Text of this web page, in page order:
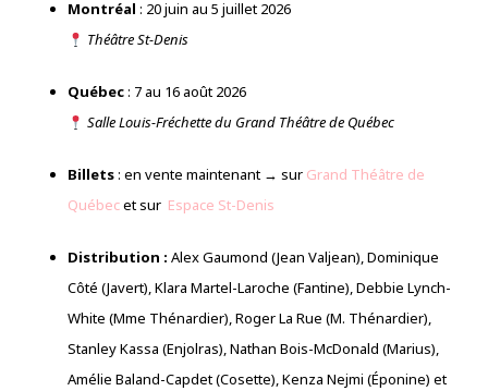
Montréal : 20 juin au 5 juillet 2026
Théâtre St-Denis
Québec: 7 au 16 août 2026
Salle Louis-Fréchette du Grand Théâtre de Québec
Billets: en vente maintenant → sur Grand Théâtre de
Québecet sur Espace St-Denis
Distribution : Alex Gaumond (Jean Valjean), Dominique
Côté (Javert), Klara Martel-Laroche (Fantine), Debbie Lynch-
White (Mme Thénardier), Roger La Rue (M. Thénardier),
Stanley Kassa (Enjolras), Nathan Bois-McDonald (Marius),
Amélie Baland-Capdet (Cosette), Kenza Nejmi (Éponine) et